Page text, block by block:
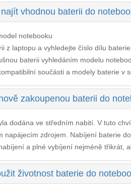
vhodnou baterii do
notebooku
z laptopu a vyhledejte číslo dílu baterie
baterii vyhledáním modelu
součásti a modely baterie v
zakoupenou baterii do
dodána ve středním nabití. V tuto
napájecím zdrojem. Nabíjení baterie
a plné vybíjení nejméně třikrát,
životnost baterie do